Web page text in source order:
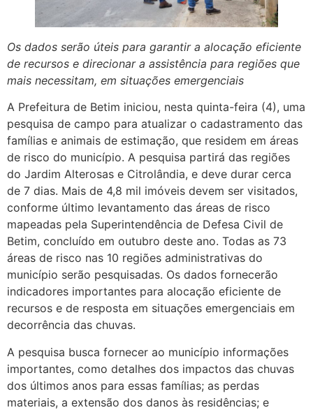
Os dados serão úteis para garantir a alocação eficiente
de recursos e direcionar a assistência para regiões que
mais necessitam, em situações emergenciais
A Prefeitura de Betim iniciou, nesta quinta-feira (4), uma
pesquisa de campo para atualizar o cadastramento das
famílias e animais de estimação, que residem em áreas
de risco do município. A pesquisa partirá das regiões
do Jardim Alterosas e Citrolândia, e deve durar cerca
de 7 dias. Mais de 4,8 mil imóveis devem ser visitados,
conforme último levantamento das áreas de risco
mapeadas pela Superintendência de Defesa Civil de
Betim, concluído em outubro deste ano. Todas as 73
áreas de risco nas 10 regiões administrativas do
município serão pesquisadas. Os dados fornecerão
indicadores importantes para alocação eficiente de
recursos e de resposta em situações emergenciais em
decorrência das chuvas.
A pesquisa busca fornecer ao município informações
importantes, como detalhes dos impactos das chuvas
dos últimos anos para essas famílias; as perdas
materiais, a extensão dos danos às residências; e